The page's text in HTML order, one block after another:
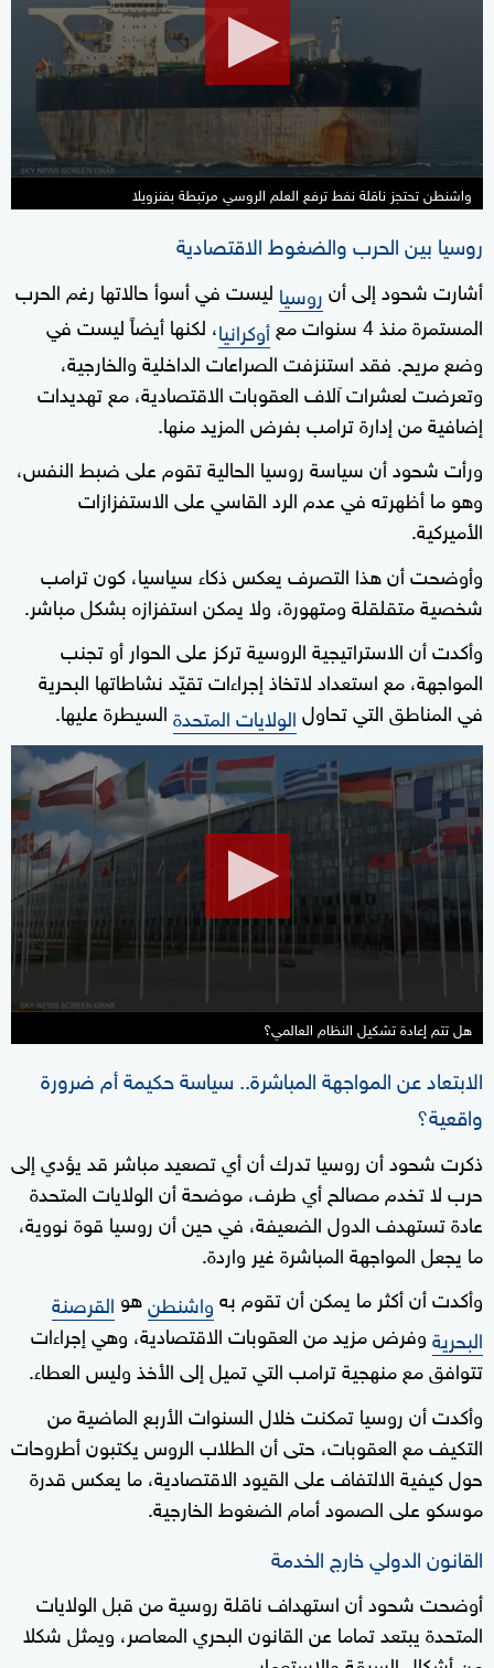
minute,
واشنطن تحتجز ناقلة نفط ترفع العلم الروسي مرتبطة بفنزويلا
روسيا بين الحرب والضغوط الاقتصادية
أشارت شحود إلى أنروسيا ليست في أسوأ حالاتها رغم الحرب
المستمرة منذ 4 سنوات مع
أوكرانيا، لكنها أيضاً ليست في
وضع مريح. فقد استنزفت الصراعات الداخلية والخارجية،
وتعرضت لعشرات آلاف العقوبات الاقتصادية، مع تهديدات
إضافية من إدارة ترامب بفرض المزيد منها.
ورأت شحود أن سياسة روسيا الحالية تقوم على ضبط النفس،
وهو ما أظهرته في عدم الرد القاسي على الاستفزازات
الأميركية.
وأوضحت أن هذا التصرف يعكس ذكاء سياسيا، كون ترامب
شخصية متقلقلة ومتهورة، ولا يمكن استفزازه بشكل مباشر.
وأكدت أن الاستراتيجية الروسية تركز على الحوار أو تجنب
المواجهة، مع استعداد لاتخاذ إجراءات تقيّد نشاطاتها البحرية
في المناطق التي تحاولالولايات المتحدةالسيطرة عليها.
seconds
of
12
minutes,
44
seconds
هل تتم إعادة تشكيل النظام العالمي؟
الابتعاد عن المواجهة المباشرة.. سياسة حكيمة أم ضرورة
واقعية؟
ذكرت شحود أن روسيا تدرك أن أي تصعيد مباشر قد يؤدي إلى
حرب لا تخدم مصالح أي طرف، موضحة أن الولايات المتحدة
عادة تستهدف الدول الضعيفة، في حين أن روسيا قوة نووية،
ما يجعل المواجهة المباشرة غير واردة.
وأكدت أن أكثر ما يمكن أن تقوم بهواشنطنهو القرصنة
البحريةوفرض مزيد من العقوبات الاقتصادية، وهي إجراءات
تتوافق مع منهجية ترامب التي تميل إلى الأخذ وليس العطاء.
وأكدت أن روسيا تمكنت خلال السنوات الأربع الماضية من
التكيف مع العقوبات، حتى أن الطلاب الروس يكتبون أطروحات
حول كيفية الالتفاف على القيود الاقتصادية، ما يعكس قدرة
موسكو على الصمود أمام الضغوط الخارجية.
القانون الدولي خارج الخدمة
أوضحت شحود أن استهداف ناقلة روسية من قبل الولايات
المتحدة يبتعد تماما عن القانون البحري المعاصر، ويمثل شكلا